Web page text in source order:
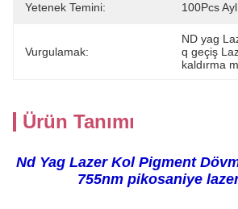
Yetenek Temini: 100Pcs
Vurgulamak:
ND yag
q geçiş
kaldırma
Ürün Tanımı
Nd Yag Lazer Kol Pigment
755nm pikosaniye